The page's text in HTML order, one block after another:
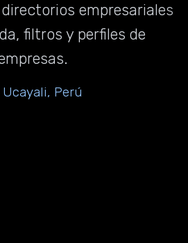
empresariales
filtros y perfiles de
Ucayali, Perú